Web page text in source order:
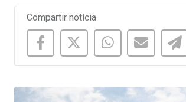
Compartir notícia